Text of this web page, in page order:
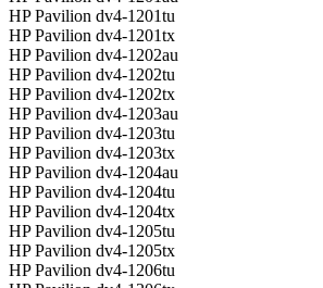
HP Pavilion dv4-1201tu
HP Pavilion dv4-1201tx
HP Pavilion dv4-1202au
HP Pavilion dv4-1202tu
HP Pavilion dv4-1202tx
HP Pavilion dv4-1203au
HP Pavilion dv4-1203tu
HP Pavilion dv4-1203tx
HP Pavilion dv4-1204au
HP Pavilion dv4-1204tu
HP Pavilion dv4-1204tx
HP Pavilion dv4-1205tu
HP Pavilion dv4-1205tx
HP Pavilion dv4-1206tu